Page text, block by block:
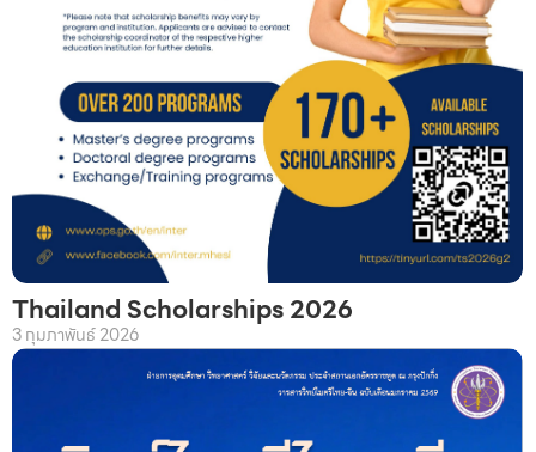
Thailand Scholarships 2026
3 กุมภาพันธ์ 2026